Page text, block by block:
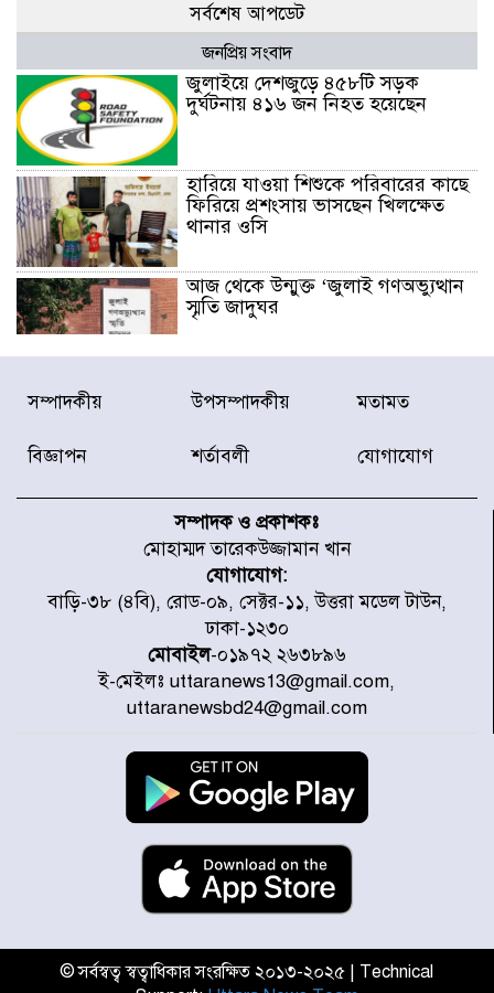
সর্বশেষ আপডেট
জনপ্রিয় সংবাদ
জুলাইয়ে দেশজুড়ে ৪৫৮টি সড়ক
দুর্ঘটনায় ৪১৬ জন নিহত হয়েছেন
হারিয়ে যাওয়া শিশুকে পরিবারের কাছে
ফিরিয়ে প্রশংসায় ভাসছেন খিলক্ষেত
থানার ওসি
আজ থেকে উন্মুক্ত ‘জুলাই গণঅভ্যুত্থান
স্মৃতি জাদুঘর
রাজধানীর উত্তরা আঞ্চলিক পাসপোর্ট
অফিসের সামনে দালাল চক্রের ১৩ জন
করেছে র‌্যাব-১
চূড়ান্ত পর্যায়ে : ইরান
প্রত্যেক অপরাধীর বিচার এ দেশেই
হবে, সে যত শক্তিশালীই হোক না কেন,
চট্টগ্রামে জুলাই গণঅভ্যুত্থান দিবসে
প্রতিমন্ত্রী মীর হেলাল
আগামী ৫ দিন বৃষ্টির আভাস
হাসিনার বক্তব্য প্রচারে ভারতের সমর্থন
জুলাই গণঅভ্যুত্থানে আহত যোদ্ধা
মিতুর খোঁজ নিলেন প্রধানমন্ত্রী
সম্পাদকীয় উপসম্পাদকীয় মতামত
বিজ্ঞাপন শর্তাবলী যোগাযোগ
সম্পাদক ও প্রকাশকঃ
মোহাম্মদ তারেকউজ্জামান খান
যোগাযোগ:
বাড়ি-৩৮ (৪বি), রোড-০৯, সেক্টর-১১, উত্তরা মডেল টাউন,
ঢাকা-১২৩০
মোবাইল-০১৯৭২ ২৬৩৮৯৬
ই-মেইলঃ uttaranews13@gmail.com,
uttaranewsbd24@gmail.com
© সর্বস্বত্ব স্বত্বাধিকার সংরক্ষিত ২০১৩-২০২৫ | Technical